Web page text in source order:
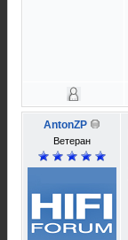
AntonZP
Ветеран